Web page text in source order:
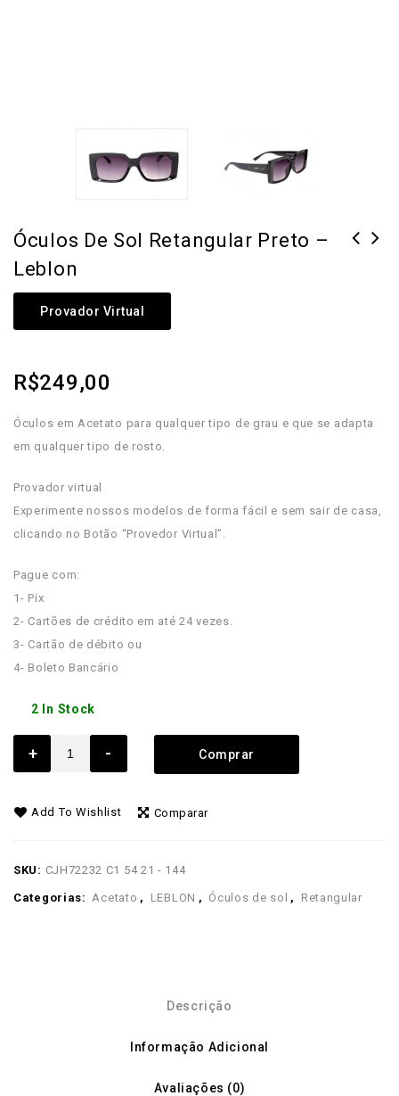
Óculos De Sol Retangular Preto –
Leblon
Provador Virtual
R$249,00
Óculos em Acetato para qualquer tipo de grau e que se adapta
em qualquer tipo de rosto.
Provador virtual
Experimente nossos modelos de forma fácil e sem sair de casa,
clicando no Botão “Provedor Virtual”.
Pague com:
1- Pix
2- Cartões de crédito em até 24 vezes.
3- Cartão de débito ou
4- Boleto Bancário
2 In Stock
+ - Comprar
Add To Wishlist Comparar
SKU: CJH72232 C1 54 21 - 144
Categorias: Acetato , LEBLON , Óculos de sol , Retangular
Descrição
Informação Adicional
Avaliações (0)